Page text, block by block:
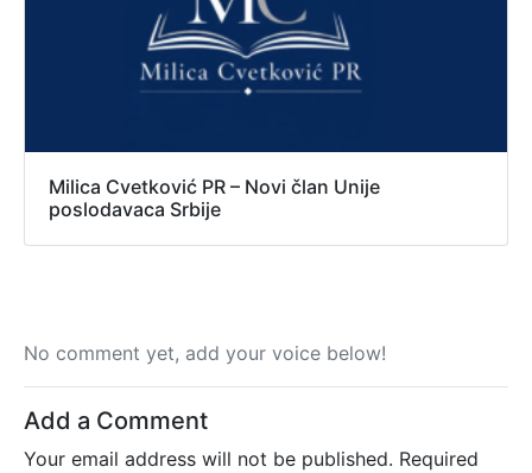
Milica Cvetković PR – Novi član Unije
poslodavaca Srbije
No comment yet, add your voice below!
Add a Comment
Your email address will not be published. Required